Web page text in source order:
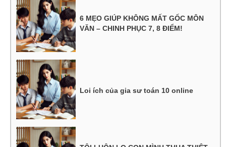
6 MẸO GIÚP KHÔNG MẤT GỐC MÔN
VĂN – CHINH PHỤC 7, 8 ĐIỂM!
Loi ích của gia sư toán 10 online